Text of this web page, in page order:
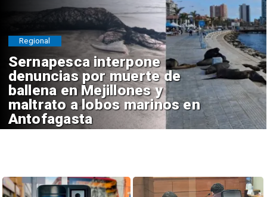
Sernapesca interpone
denuncias por muerte de
ballena en Mejillones y
maltrato a lobos marinos en
Antofagasta
Regional